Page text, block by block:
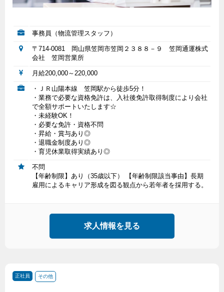
事務員（物流管理スタッフ）
〒714-0081 岡山県笠岡市笠岡２３８８－９ 笠岡通運株式
会社 笠岡営業所
月給200,000～220,000
・ＪＲ山陽本線 笠岡駅から徒歩5分！
・業務で必要な資格免許は、入社後免許取得制度により会社
で全額サポートいたします☆
・未経験OK！
・必要な免許・資格不問
・昇給・賞与あり◎
・退職金制度あり◎
・育児休業取得実績あり◎
不問
【年齢制限】あり（35歳以下） 【年齢制限該当事由】長期
雇用によるキャリア形成を図る観点から若年者を採用する。
求人情報を見る
正社員 その他